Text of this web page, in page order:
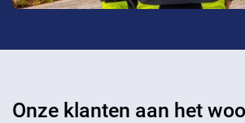
Onze klanten aan het